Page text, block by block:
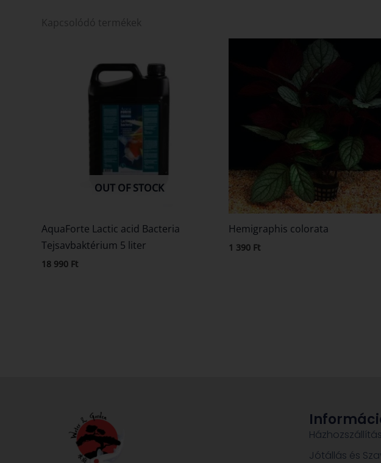
Kapcsolódó termékek
OUT OF STOCK
AquaForte Lactic acid Bacteria
Tejsavbaktérium 5 liter
18 990 Ft
Hemigraphis colorata
1 390 Ft
Házhozszállítás
Jótállás és